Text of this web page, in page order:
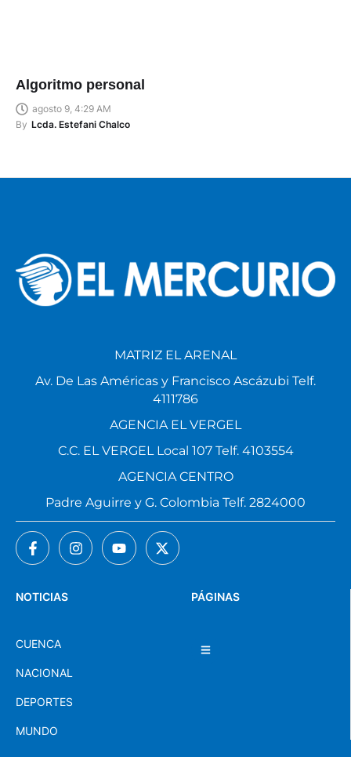
Algoritmo personal
agosto 9, 4:29 AM
By Lcda. Estefani Chalco
PÁGINAS
NOTICIAS
CUENCA
NACIONAL
DEPORTES
MUNDO
MATRIZ EL ARENAL
Av. De Las Américas y Francisco Ascázubi Telf.
4111786
AGENCIA EL VERGEL
C.C. EL VERGEL Local 107 Telf. 4103554
AGENCIA CENTRO
Padre Aguirre y G. Colombia Telf. 2824000